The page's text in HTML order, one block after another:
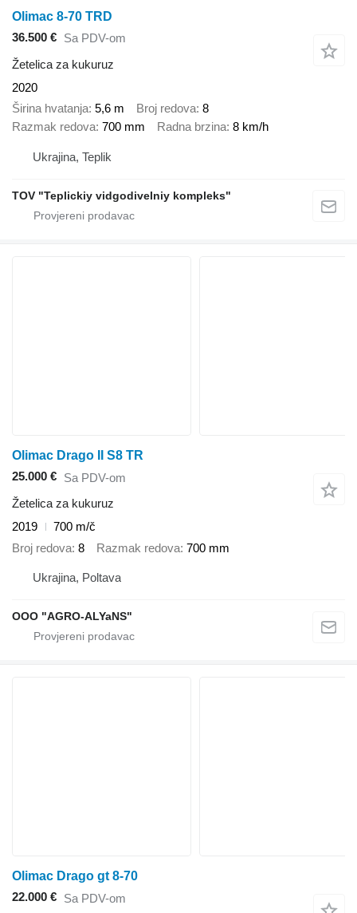
Olimac 8-70 TRD
36.500 € Sa PDV-om
Žetelica za kukuruz
2020
Širina hvatanja 5,6 m Broj redova 8
Razmak redova 700 mm Radna brzina 8 km/h
Ukrajina, Teplik
TOV "Teplickiy vidgodivelniy kompleks"
Olimac Drago II S8 TR
25.000 € Sa PDV-om
Žetelica za kukuruz
2019
700 m/č
Broj redova 8 Razmak redova 700 mm
Ukrajina, Poltava
OOO "AGRO-ALYaNS"
Olimac Drago gt 8-70
22.000 € Sa PDV-om